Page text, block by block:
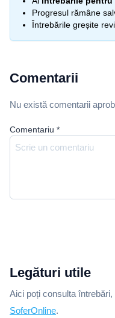
Progresul rămâne
Întrebările greșite
Comentarii
Nu există comentarii
Comentariu *
Legături utile
Aici poți consulta
SoferOnline.